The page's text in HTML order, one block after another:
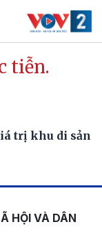
tiễn.
trị khu di sản
HỘI VÀ DÂN